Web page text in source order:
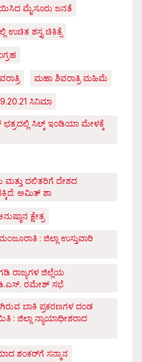
ಮೈಸೂರು ಜನತೆ
ಶಸ್ತೃ ಚಿಕಿತ್ಸೆ
ಮಹಾ ಶಿವರಾತ್ರಿ ಮಹಿಮೆ
ಸಿನಿಮಾ
ಸಿಲ್ಕ್ ಇಂಡಿಯಾ ಮೇಳಕ್ಕೆ
ಮತ್ತು ದಲಿತರಿಗೆ ದೇಶದ
ಅಮಿತ್ ಶಾ
ಕ್ಷೇತ್ರ
: ಜಿಲ್ಲಾ ಉಸ್ತುವಾರಿ
ರಾಜ್ಯಗಳ ಜಿಲ್ಲೆಯ
ಡಿ.ಎಸ್. ರಮೇಶ್ ಸಭೆ
ಬಾಕಿ ಪ್ರಕರಣಗಳ ದಂಡ
: ಜಿಲ್ಲಾ ನ್ಯಾಯಾಧೀಶರಾದ
ಶಂಕರ್‌ಗೆ ಸನ್ಮಾನ